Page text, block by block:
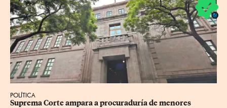
POLÍTICA
Suprema Corte ampara a procuraduría de menores